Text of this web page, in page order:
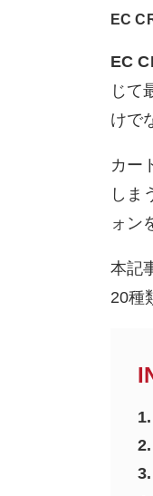
EC
EC
じて
けで
カー
しま
ォン
本記
20種
1.
2.
3.